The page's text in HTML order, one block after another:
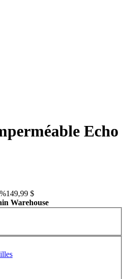
Echo
%149,99 $
Warehouse